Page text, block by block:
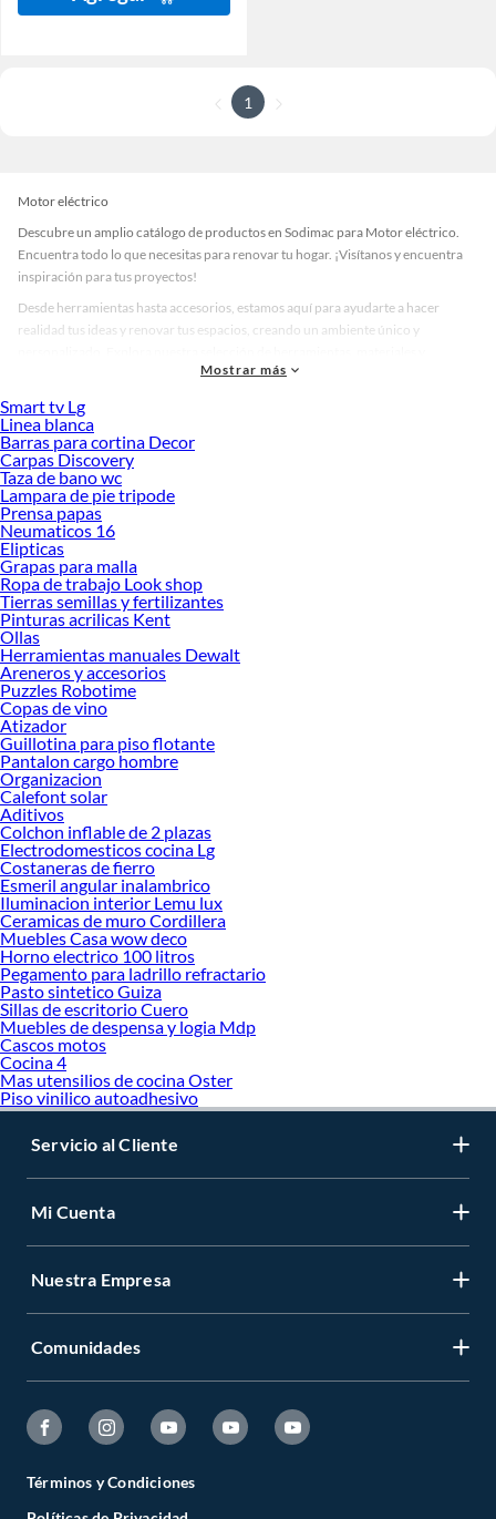
1
Motor eléctrico
Descubre un amplio catálogo de productos en Sodimac para Motor eléctrico.
Encuentra todo lo que necesitas para renovar tu hogar. ¡Visítanos y encuentra
inspiración para tus proyectos!
Desde herramientas hasta accesorios, estamos aquí para ayudarte a hacer
realidad tus ideas y renovar tus espacios, creando un ambiente único y
accesorios de calidad que te ayudarán a crear un espacio más tú.
Desde remodelaciones hasta proyectos de decoración, estamos aquí para hacer
tus ideas realidad. ¡Visítanos y encuentra todo lo que tenemos para ofrecerte en
Motor eléctrico!
Explora la variedad de productos de Motor eléctrico en Sodimac
Herramientas, materiales y accesorios de calidad para tus proyectos y
renovación de espacios. ¡Visítanos y descubre todo lo que tenemos para
ofrecerte!
Encuentra una amplia variedad de productos de Motor eléctrico en Sodimac.
Encuentra todo lo necesario para tus proyectos de renovación y decoración.
¡Visítanos y haz tus ideas realidad!
Mostrar más
Smart tv Lg
Linea blanca
Barras para cortina Decor
Carpas Discovery
Taza de bano wc
Lampara de pie tripode
Prensa papas
Neumaticos 16
Elipticas
Grapas para malla
Ropa de trabajo Look shop
Tierras semillas y fertilizantes
Pinturas acrilicas Kent
Ollas
Herramientas manuales Dewalt
Areneros y accesorios
Puzzles Robotime
Copas de vino
Atizador
Guillotina para piso flotante
Pantalon cargo hombre
Organizacion
Calefont solar
Aditivos
Colchon inflable de 2 plazas
Electrodomesticos cocina Lg
Costaneras de fierro
Esmeril angular inalambrico
Iluminacion interior Lemu lux
Ceramicas de muro Cordillera
Muebles Casa wow deco
Horno electrico 100 litros
Pegamento para ladrillo refractario
Pasto sintetico Guiza
Sillas de escritorio Cuero
Muebles de despensa y logia Mdp
Cascos motos
Cocina 4
Mas utensilios de cocina Oster
Piso vinilico autoadhesivo
Servicio al Cliente
Mi Cuenta
Nuestra Empresa
Comunidades
Términos y Condiciones